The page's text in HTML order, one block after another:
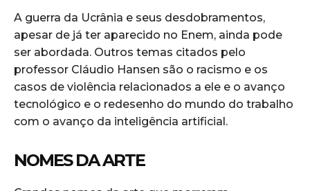
A guerra da Ucrânia e seus desdobramentos,
apesar de já ter aparecido no Enem, ainda pode
ser abordada. Outros temas citados pelo
professor Cláudio Hansen são o racismo e os
casos de violência relacionados a ele e o avanço
tecnológico e o redesenho do mundo do trabalho
com o avanço da inteligência artificial.
NOMES DA ARTE